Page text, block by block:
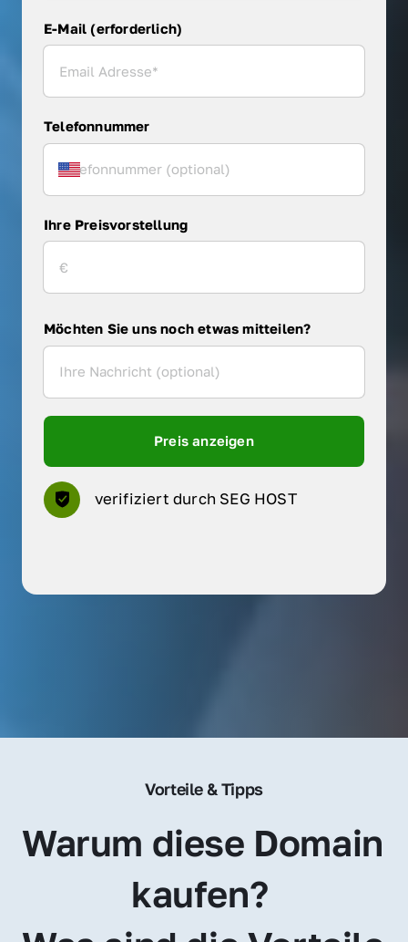
E-Mail (erforderlich)
Telefonnummer
Ihre Preisvorstellung
Möchten Sie uns noch etwas mitteilen?
Preis anzeigen
verifiziert durch SEG HOST
Vorteile & Tipps
Warum diese Domain
kaufen?